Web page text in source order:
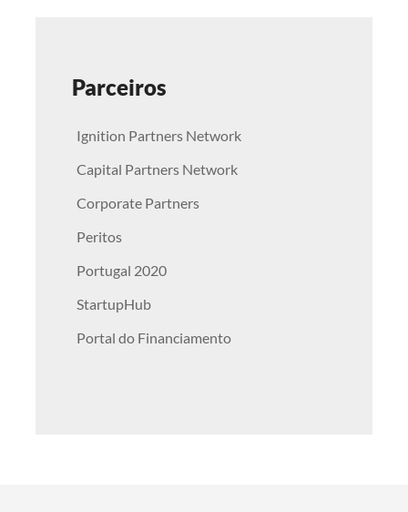
Parceiros
Ignition Partners Network
Capital Partners Network
Corporate Partners
Peritos
Portugal 2020
StartupHub
Portal do Financiamento